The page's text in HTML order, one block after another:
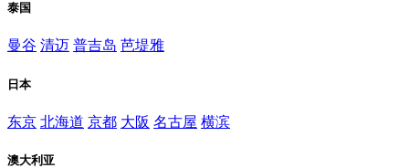
泰国
曼谷 清迈 普吉岛 芭堤雅
日本
东京 北海道 京都 大阪 名古屋 横滨
澳大利亚